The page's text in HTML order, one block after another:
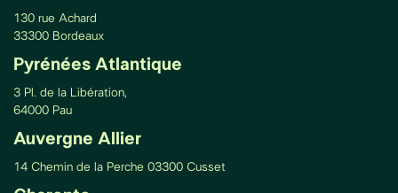
130 rue Achard
33300 Bordeaux
Pyrénées Atlantique
3 Pl. de la Libération,
64000 Pau
Auvergne Allier
14 Chemin de la Perche 03300 Cusset